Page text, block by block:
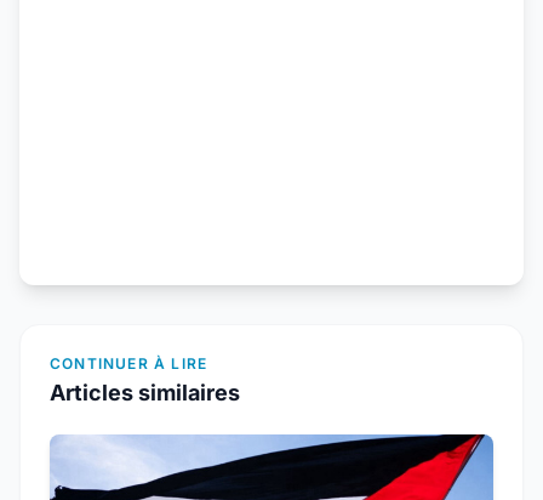
CONTINUER À LIRE
Articles similaires